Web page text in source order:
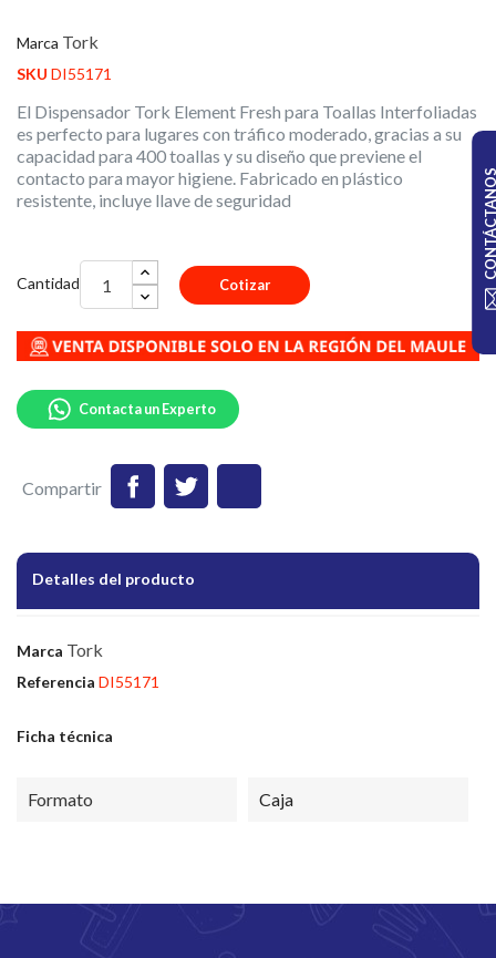
Marca Tork
SKU DI55171
El Dispensador Tork Element Fresh para Toallas Interfoliadas
es perfecto para lugares con tráfico moderado, gracias a su
capacidad para 400 toallas y su diseño que previene el
contacto para mayor higiene. Fabricado en plástico
resistente, incluye llave de seguridad​
Cantidad Cotizar
Compartir
Contacta un Experto
Detalles del producto
Marca Tork
Referencia DI55171
Ficha técnica
Formato Caja